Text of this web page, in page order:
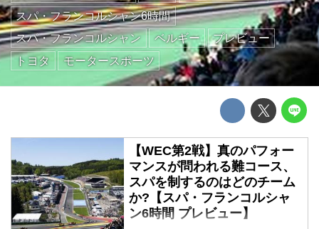
スパ・フランコルシャン6時間
スパ・フランコルシャン
ベルギー
プレビュー
トヨタ
モータースポーツ
【WEC第2戦】真のパフォー
マンスが問われる難コース、
スパを制するのはどのチーム
か?【スパ・フランコルシャ
ン6時間 プレビュー】